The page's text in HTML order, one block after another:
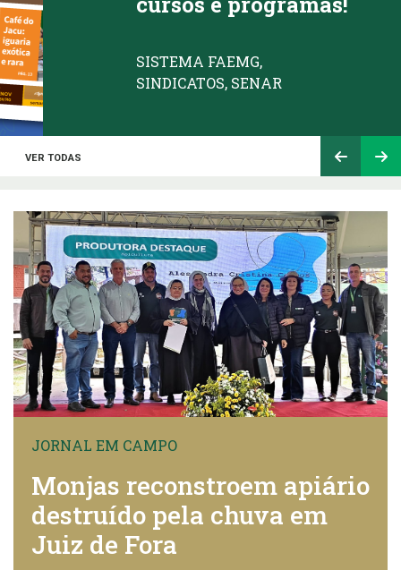
SISTEMA FAEMG,
SINDICATOS, SENAR
VER TODAS
JORNAL EM CAMPO
Monjas reconstroem apiário
destruído pela chuva em
Juiz de Fora